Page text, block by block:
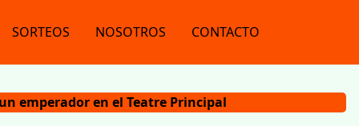
SORTEOS NOSOTROS CONTACTO
emperador en el Teatre Principal